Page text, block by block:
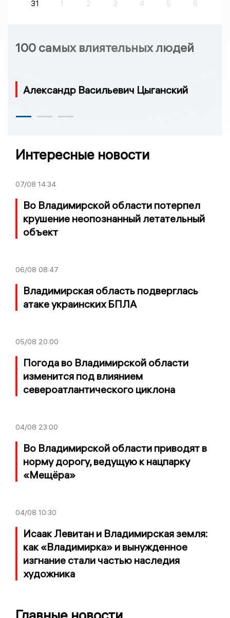
31
1 2 3 4 5 6
100 самых влиятельных людей
Александр Васильевич Цыганский
Интересные новости
07/08 14:34
Во Владимирской области потерпел
крушение неопознанный летательный
объект
06/08 08:47
Владимирская область подверглась
атаке украинских БПЛА
05/08 20:00
Погода во Владимирской области
изменится под влиянием
североатлантического циклона
04/08 23:00
Во Владимирской области приводят в
норму дорогу, ведущую к нацпарку
«Мещёра»
04/08 10:30
Исаак Левитан и Владимирская земля:
как «Владимирка» и вынужденное
изгнание стали частью наследия
художника